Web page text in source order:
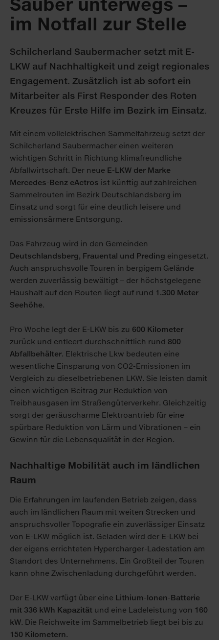
Sauber unterwegs –
im Notfall zur Stelle
Schilcherland Saubermacher setzt mit E-
LKW auf Nachhaltigkeit und zeigt regionales
Engagement. Zusätzlich ist ab sofort ein
Mitarbeiter als First Responder des Roten
Kreuzes für Erste Hilfe im Bezirk im Einsatz.
Mit einem vollelektrischen Sammelfahrzeug setzt der
Schilcherland Saubermacher einen weiteren
wichtigen Schritt in Richtung klimafreundliche
Abfallwirtschaft. Der neue E-LKW der Marke
Mercedes-Benz eActros ist künftig auf zahlreichen
Sammelrouten im Bezirk Deutschlandsberg im
Einsatz und sorgt für eine deutlich leisere und
emissionsärmere Entsorgung.
Das Fahrzeug wird in den Gemeinden
Deutschlandsberg, Frauental und Preding eingesetzt.
Auch anspruchsvolle Touren in bergigem Gelände
werden zuverlässig bewältigt – der höchstgelegene
Haushalt auf den Routen liegt auf rund 1.300 Meter
Seehöhe.
Pro Woche legt der E-LKW bis zu 600 Kilometer
zurück und entleert durchschnittlich rund 800
Abfallbehälter. Elektrische Lkw bedeuten eine
wesentliche Einsparung von CO2-Emissionen im
Vergleich zu dieselbetriebenen LKW. Sie leisten damit
einen wichtigen Beitrag zur Reduktion von
Treibhausgasen im Straßengüterverkehr. Gleichzeitig
sorgt der geräuscharme Elektroantrieb für eine
spürbare Reduktion von Lärm und Vibrationen – ein
Gewinn für die Lebensqualität in der Region.
Nachhaltige Mobilität auch im ländlichen
Raum
Die Erfahrungen im laufenden Betrieb zeigen, dass
auch im ländlichen Raum mit weiten Strecken und
anspruchsvoller Topografie ein zuverlässiger Einsatz
von E-LKW möglich ist. Geladen wird der E-LKW bei
der eigens errichteten Hypercharger-Ladestation am
Standort des Unternehmens. Ein Großteil der Touren
kann ohne Zwischenladung durchgeführt werden.
Der E-LKW verfügt über eine Lithium-Ionen-Batterie
mit 336 kWh Kapazität und eine Ladeleistung von 160
kW. Die Reichweite im Sammelbetrieb liegt bei bis zu
150 Kilometern.